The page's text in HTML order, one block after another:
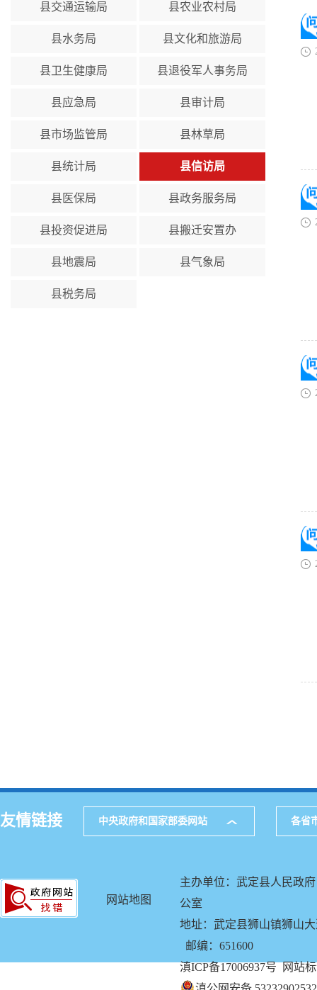
县交通运输局 县农业农村局
县水务局 县文化和旅游局
县卫生健康局 县退役军人事务局
县应急局 县审计局
县市场监管局 县林草局
县统计局 县信访局
县医保局 县政务服务局
县投资促进局 县搬迁安置办
县地震局 县气象局
县税务局
友情链接 中央政府和国家部委网站 各省
网站地图
主办单位：武定县人民政
公室
地址：武定县狮山镇狮山
邮编：651600
滇ICP备17006937号 网站